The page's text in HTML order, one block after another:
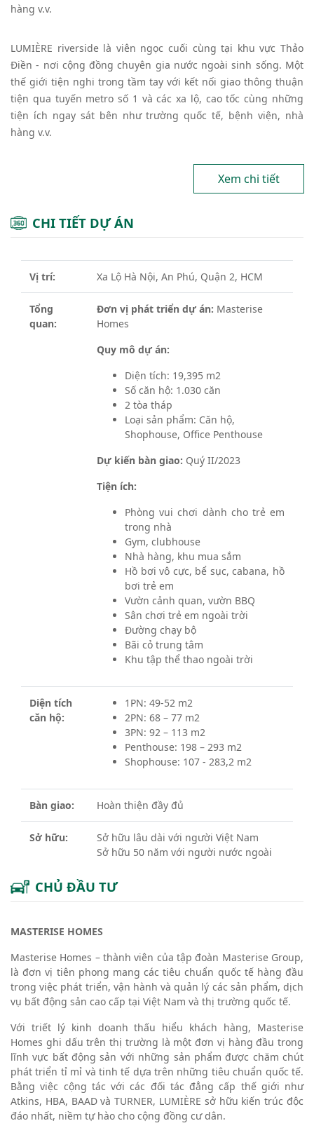
hàng v.v.
LUMIÈRE riverside là viên ngọc cuối cùng tại khu vực Thảo
Điền - nơi cộng đồng chuyên gia nước ngoài sinh sống. Một
thế giới tiện nghi trong tầm tay với kết nối giao thông thuận
tiện qua tuyến metro số 1 và các xa lộ, cao tốc cùng những
tiện ích ngay sát bên như trường quốc tế, bệnh viện, nhà
hàng v.v.
Xem chi tiết
CHI TIẾT DỰ ÁN
Vị trí: Xa Lộ Hà Nội, An Phú, Quận 2, HCM
Tổng
quan:
Đơn vị phát triển dự án: Masterise
Homes
Quy mô dự án:
Diện tích: 19,395 m2
Số căn hộ: 1.030 căn
2 tòa tháp
Loại sản phẩm: Căn hộ,
Shophouse, Office Penthouse
Dự kiến bàn giao: Quý II/2023
Tiện ích:
Phòng vui chơi dành cho trẻ em
trong nhà
Gym, clubhouse
Nhà hàng, khu mua sắm
Hồ bơi vô cực, bể sục, cabana, hồ
bơi trẻ em
Vườn cảnh quan, vườn BBQ
Sân chơi trẻ em ngoài trời
Đường chạy bộ
Bãi cỏ trung tâm
Khu tập thể thao ngoài trời
Diện tích
căn hộ:
1PN: 49-52 m2
2PN: 68 – 77 m2
3PN: 92 – 113 m2
Penthouse: 198 – 293 m2
Shophouse: 107 - 283,2 m2
Bàn giao: Hoàn thiện đầy đủ
Sở hữu:
Sở hữu lâu dài với người Việt Nam
Sở hữu 50 năm với người nước ngoài
CHỦ ĐẦU TƯ
MASTERISE HOMES
Masterise Homes – thành viên của tập đoàn Masterise Group,
là đơn vị tiên phong mang các tiêu chuẩn quốc tế hàng đầu
trong việc phát triển, vận hành và quản lý các sản phẩm, dịch
vụ bất động sản cao cấp tại Việt Nam và thị trường quốc tế.
Với triết lý kinh doanh thấu hiểu khách hàng, Masterise
Homes ghi dấu trên thị trường là một đơn vị hàng đầu trong
lĩnh vực bất động sản với những sản phẩm được chăm chút
phát triển tỉ mỉ và tinh tế dựa trên những tiêu chuẩn quốc tế.
Bằng việc cộng tác với các đối tác đẳng cấp thế giới như
Atkins, HBA, BAAD và TURNER, LUMIÈRE sở hữu kiến trúc độc
đáo nhất, niềm tự hào cho cộng đồng cư dân.